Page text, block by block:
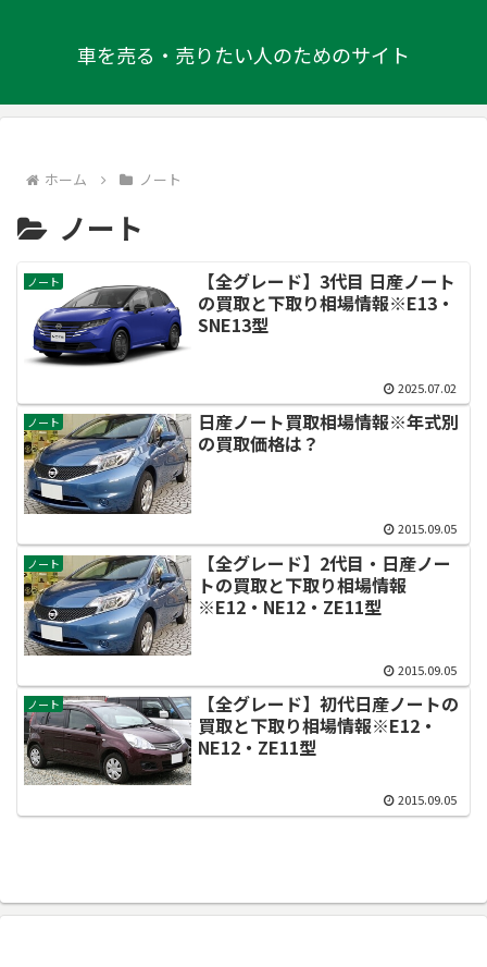
車を売る・売りたい人のためのサイト
ホーム ノート
ノート
ノート
【全グレード】3代目 日産ノート
の買取と下取り相場情報※E13・
SNE13型
2025.07.02
ノート
日産ノート買取相場情報※年式別
の買取価格は？
2015.09.05
ノート
【全グレード】2代目・日産ノー
トの買取と下取り相場情報
※E12・NE12・ZE11型
2015.09.05
ノート
【全グレード】初代日産ノートの
買取と下取り相場情報※E12・
NE12・ZE11型
2015.09.05